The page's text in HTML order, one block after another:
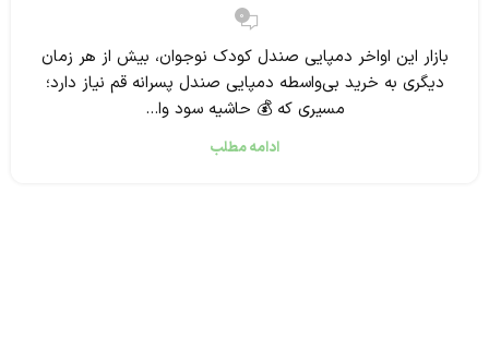
0
بازار این اواخر دمپایی صندل کودک نوجوان، بیش از هر زمان
دیگری به خرید بی‌واسطه دمپایی صندل پسرانه قم نیاز دارد؛
مسیری که 💰 حاشیه سود وا...
ادامه مطلب